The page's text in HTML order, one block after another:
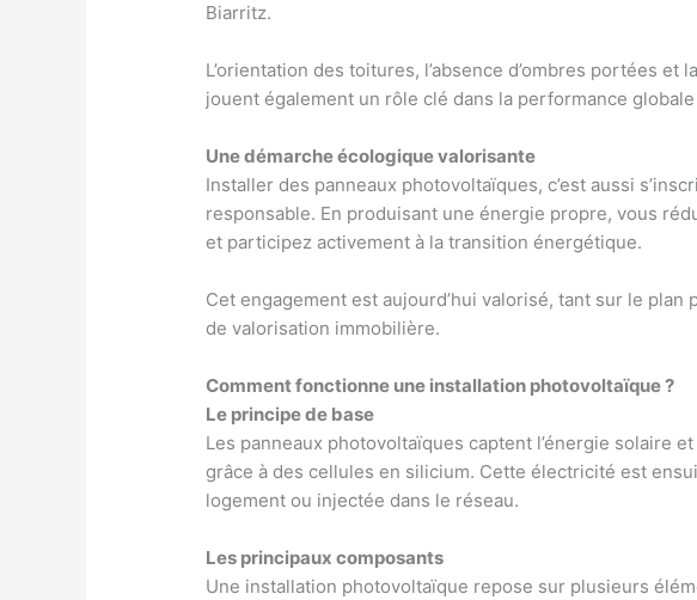
Biarritz.
L’orientation des toitures, l’absence d’ombres portées et
jouent également un rôle clé dans la performance globale
Une démarche écologique valorisante
Installer des panneaux photovoltaïques, c’est aussi
responsable. En produisant une énergie propre, vous
et participez activement à la transition énergétique.
Cet engagement est aujourd’hui valorisé, tant sur le plan
de valorisation immobilière.
Comment fonctionne une installation photovoltaïque ?
Le principe de base
Les panneaux photovoltaïques captent l’énergie solaire
grâce à des cellules en silicium. Cette électricité est
logement ou injectée dans le réseau.
Les principaux composants
Une installation photovoltaïque repose sur plusieurs